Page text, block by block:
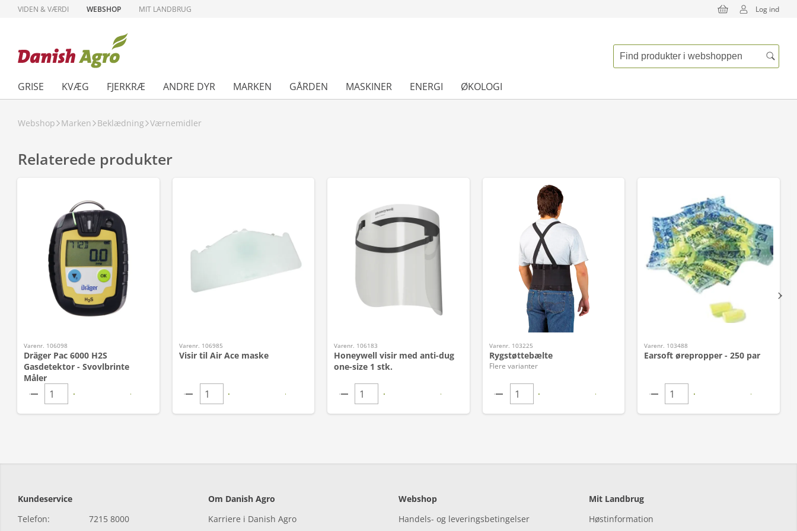
VIDEN & VÆRDI WEBSHOP MIT LANDBRUG Log ind
GRISE KVÆG FJERKRÆ ANDRE DYR MARKEN GÅRDEN MASKINER ENERGI ØKOLOGI
Webshop Marken Beklædning Værnemidler
Relaterede produkter
Varenr. 106098
Dräger Pac 6000 H2S
Gasdetektor - Svovlbrinte
Måler
Varenr. 106985
Visir til Air Ace maske
Varenr. 106183
Honeywell visir med anti-dug
one-size 1 stk.
Varenr. 103225
Rygstøttebælte
Flere varianter
Varenr. 103488
Earsoft ørepropper - 250 par
Kundeservice
Telefon:
7215 8000
Om Danish Agro
Karriere i Danish Agro
Webshop
Handels- og leveringsbetingelser
Mit Landbrug
Høstinformation